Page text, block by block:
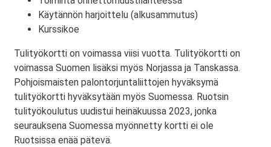
Käytännön harjoittelu (alkusammutus)
Kurssikoe
Tulityökortti on voimassa viisi vuotta. Tulityökortti on
voimassa Suomen lisäksi myös Norjassa ja Tanskassa.
Pohjoismaisten palontorjuntaliittojen hyväksymä
tulityökortti hyväksytään myös Suomessa. Ruotsin
tulityökoulutus uudistui heinäkuussa 2023, jonka
seurauksena Suomessa myönnetty kortti ei ole
Ruotsissa enää pätevä.